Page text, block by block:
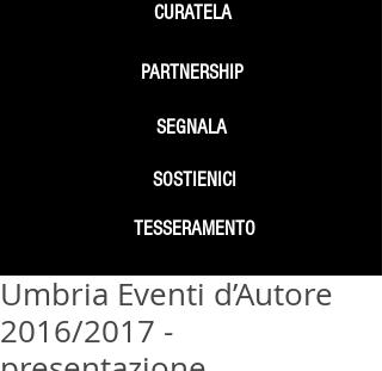
SEGNALA
SOSTIENICI
PARTNERSHIP
TESSERAMENTO
CURATELA
Umbria Eventi d’Autore
2016/2017 -